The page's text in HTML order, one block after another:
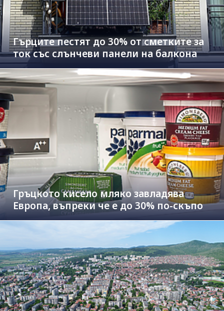
Гърците пестят до 30% от сметките за
ток със слънчеви панели на балкона
Гръцкото кисело мляко завладява
Европа, въпреки че е до 30% по-скъпо